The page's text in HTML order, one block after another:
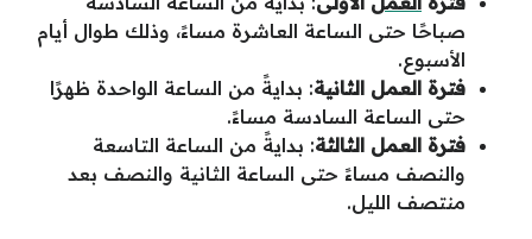
صباحًا حتى الساعة العاشرة مساءً، وذلك طوال أيام
الأسبوع.
فترة العمل الثانية: بدايةً من الساعة الواحدة ظهرًا
حتى الساعة السادسة مساءً.
فترة العمل الثالثة: بدايةً من الساعة التاسعة
والنصف مساءً حتى الساعة الثانية والنصف بعد
منتصف الليل.